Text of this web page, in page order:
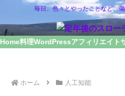
毎日、色々とやったことなど、
Home料理WordPressアフィリエイト
ホーム 人工知能